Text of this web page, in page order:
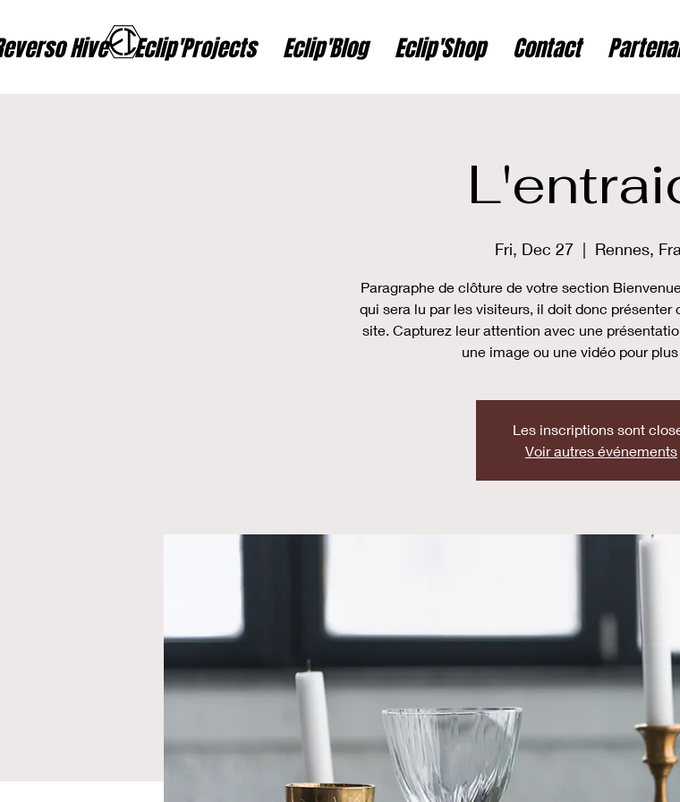
Hive Eclip'Projects Eclip'Blog Eclip'Shop Contact
Fri, Dec 27
  |
Rennes,
Paragraphe de clôture de votre section
qui sera lu par les visiteurs, il doit donc
site. Capturez leur attention avec une
une image ou une vidéo pour
Les inscriptions sont
Voir autres événements